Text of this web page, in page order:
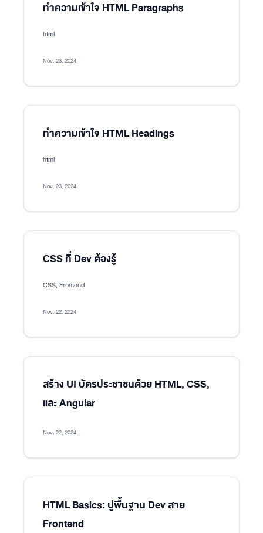
ทำความเข้าใจ HTML Paragraphs
html
Nov. 23, 2024
ทำความเข้าใจ HTML Headings
html
Nov. 23, 2024
CSS ที่ Dev ต้องรู้
CSS, Frontend
Nov. 22, 2024
สร้าง UI บัตรประชาชนด้วย HTML, CSS,
และ Angular
Nov. 22, 2024
HTML Basics: ปูพื้นฐาน Dev สาย
Frontend